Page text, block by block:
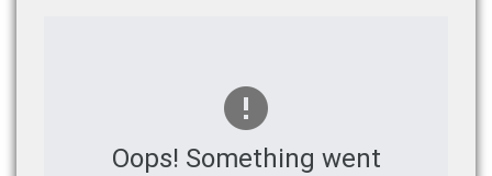
Oops! Something went